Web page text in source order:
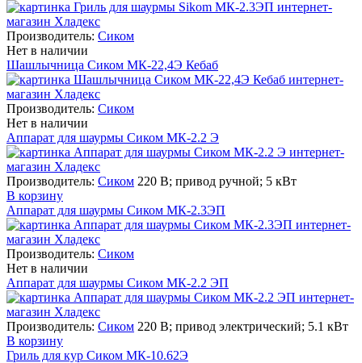
Производитель: Сиком
Нет в наличии
Шашлычница Сиком МК-22,4Э Кебаб
Производитель: Сиком
Нет в наличии
Аппарат для шаурмы Сиком МК-2.2 Э
Производитель: Сиком 220 В; привод ручной; 5 кВт
В корзину
Аппарат для шаурмы Сиком МК-2.3ЭП
Производитель: Сиком
Нет в наличии
Аппарат для шаурмы Сиком МК-2.2 ЭП
Производитель: Сиком 220 В; привод электрический; 5.1 кВт
В корзину
Гриль для кур Сиком МК-10.62Э